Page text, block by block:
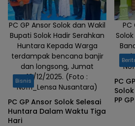
PC GP Ansor Solok dan Wakil
Bupati Solok Hadir Serahkan
Huntara Kepada Warga
terdampak bencana banjir
dan longsong, Jumat
19/12/2025. (Foto :
Nofri_Lensa Nusantara)
Bisnis
PC GP Ansor Solok Selesai
Huntara Dalam Waktu Tiga
Hari
PC
PC
PP